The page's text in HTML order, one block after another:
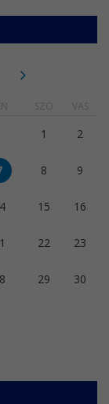
SZO VAS
1 2
8 9
15 16
22 23
29 30